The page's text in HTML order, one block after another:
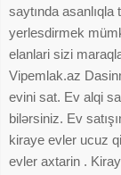
saytında
yerlesdirmek
elanlari sizi
Vipemlak.az
evini sat. Ev alqi
bilərsiniz. Ev
kiraye evler ucuz
evler axtarin .